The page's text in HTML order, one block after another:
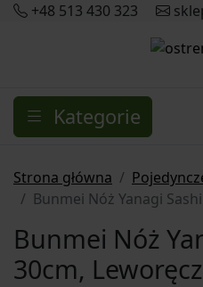
+48 513 430 323
Kategorie
Strona główna
Bunmei Nóż Yanagi
Bunmei Nóż
30cm,